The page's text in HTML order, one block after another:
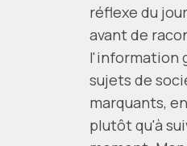
réflexe du
avant de
l'information
sujets de
marquants,
plutôt qu'à